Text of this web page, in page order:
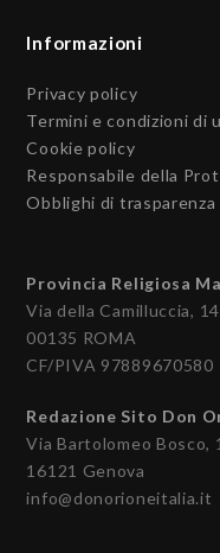
Informazioni
Privacy policy
Termini e condizioni di
Cookie policy
Responsabile della
Obblighi di trasparenza
Provincia Religiosa
Via della Camilluccia,
00135 ROMA
CF/PIVA 97889670580
Redazione Sito Don
Via Bartolomeo Bosco,
16121 Genova
info@donorioneitalia.it